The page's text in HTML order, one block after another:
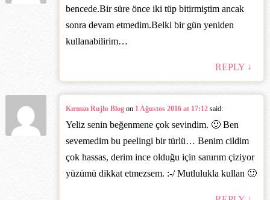
bencede.Bir süre önce iki tüp bitirmiştim ancak
sonra devam etmedim.Belki bir gün yeniden
kullanabilirim…
REPLY ↓
Kırmızı Rujlu Blog on 1 Ağustos 2016 at 17:12 said:
Yeliz senin beğenmene çok sevindim. 🙂 Ben
sevemedim bu peelingi bir türlü… Benim cildim
çok hassas, derim ince olduğu için sanırım çiziyor
yüzümü dikkat etmezsem. :-/ Mutlulukla kullan 🙂